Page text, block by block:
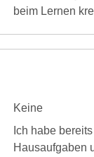
beim Lernen
Keine
Ich habe
Hausaufgaben